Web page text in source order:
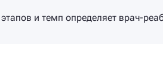
и темп определяет врач-